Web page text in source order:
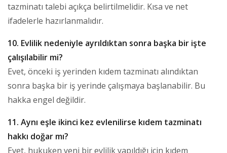
tazminatı talebi açıkça belirtilmelidir. Kısa ve net
ifadelerle hazırlanmalıdır.
10. Evlilik nedeniyle ayrıldıktan sonra başka bir işte
çalışılabilir mi?
Evet, önceki iş yerinden kıdem tazminatı alındıktan
sonra başka bir iş yerinde çalışmaya başlanabilir. Bu
hakka engel değildir.
11. Aynı eşle ikinci kez evlenilirse kıdem tazminatı
hakkı doğar mı?
Evet, hukuken yeni bir evlilik yapıldığı için kıdem